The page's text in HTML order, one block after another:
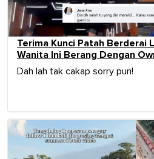
Terima Kunci Patah Berderai
Wanita Ini Berang Dengan
Dah lah tak cakap sorry pun!